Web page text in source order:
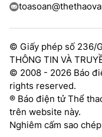
Điện thoại:
MẠNG XÃ HỘI
© Giấy phép số 236/
THÔNG TIN VÀ
© 2008 - 2026 Báo
rights reserved.
® Báo điện tử Thể
trên website này.
Nghiêm cấm sao